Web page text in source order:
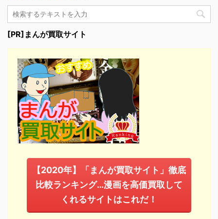
[PR]まんが買取サイト
【2020年】「まんが買取サイト」徹底
比較ランキング…漫画を高価買取して
くれるサイトはこれだ！